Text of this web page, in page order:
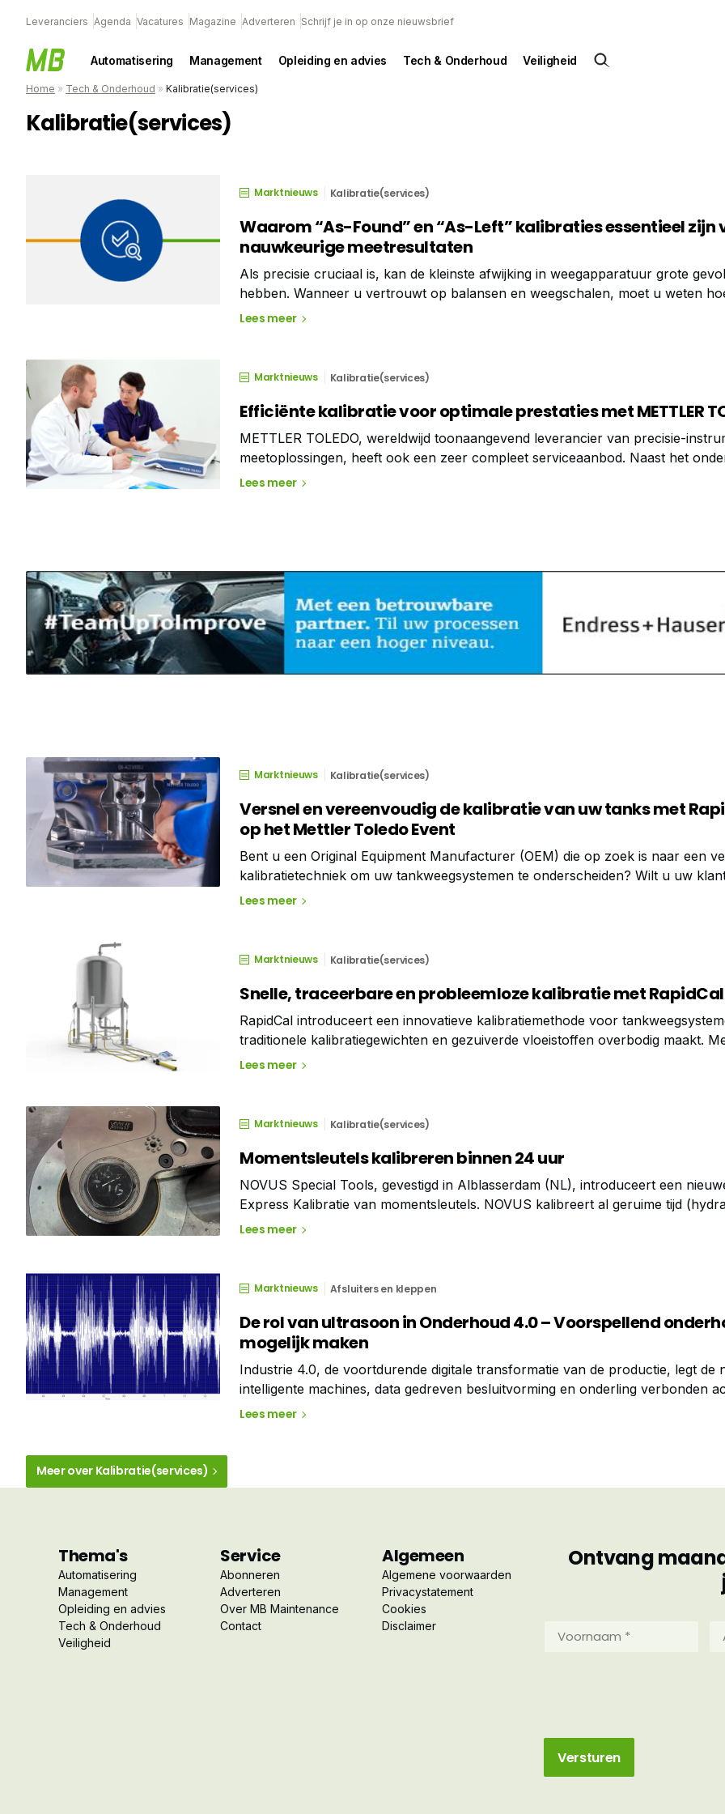
Leveranciers Agenda Vacatures Magazine Adverteren Schrijf je in op onze nieuwsbrief
Automatisering Management Opleiding en advies Tech & Onderhoud Veiligheid
Home » Tech & Onderhoud » Kalibratie(services)
Kalibratie(services)
Marktnieuws Kalibratie(services)
Waarom “As-Found” en “As-Left” kalibraties essentieel zijn
nauwkeurige meetresultaten
Als precisie cruciaal is, kan de kleinste afwijking in weegapparatuur grote
hebben. Wanneer u vertrouwt op balansen en weegschalen, moet u weten
presteren, zowel vóór als na een service-interventie. Dit biedt niet alleen inzicht
Lees meer
Marktnieuws Kalibratie(services)
Efficiënte kalibratie voor optimale prestaties met METTLER
METTLER TOLEDO, wereldwijd toonaangevend leverancier van precisie-
meetoplossingen, heeft ook een zeer compleet serviceaanbod. Naast het
kalibreren van haar eigen meetinstrumenten, kalibreert METTLER TOLEDO ook
Lees meer
Marktnieuws Kalibratie(services)
Versnel en vereenvoudig de kalibratie van uw tanks met
op het Mettler Toledo Event
Bent u een Original Equipment Manufacturer (OEM) die op zoek is naar een
kalibratietechniek om uw tankweegsystemen te onderscheiden? Wilt u uw
snelle, betrouwbare en kostenbesparende kalibratieoplossing bieden, zonder de
Lees meer
Marktnieuws Kalibratie(services)
Snelle, traceerbare en probleemloze kalibratie met RapidCal
RapidCal introduceert een innovatieve kalibratiemethode voor
traditionele kalibratiegewichten en gezuiverde vloeistoffen overbodig maakt.
aanzienlijke besparingen in tijd, kosten en materiaalverspilling. Dankzij het
Lees meer
Marktnieuws Kalibratie(services)
Momentsleutels kalibreren binnen 24 uur
NOVUS Special Tools, gevestigd in Alblasserdam (NL), introduceert een
Express Kalibratie van momentsleutels. NOVUS kalibreert al geruime tijd
momentsleutels tot 75.000 Nm binnen 48 uur in haar state-of-the-art kalibratie
Lees meer
Marktnieuws Afsluiters en kleppen
De rol van ultrasoon in Onderhoud 4.0 – Voorspellend
mogelijk maken
Industrie 4.0, de voortdurende digitale transformatie van de productie, legt de
intelligente machines, data gedreven besluitvorming en onderling verbonden
Onderhoud 4.0 zal een fundamenteel onderdeel zijn van deze revolutie en
Lees meer
Meer over Kalibratie(services)
Thema's
Automatisering
Management
Opleiding en advies
Tech & Onderhoud
Veiligheid
Service
Abonneren
Adverteren
Over MB Maintenance
Contact
Algemeen
Algemene voorwaarden
Privacystatement
Cookies
Disclaimer
Ontvang